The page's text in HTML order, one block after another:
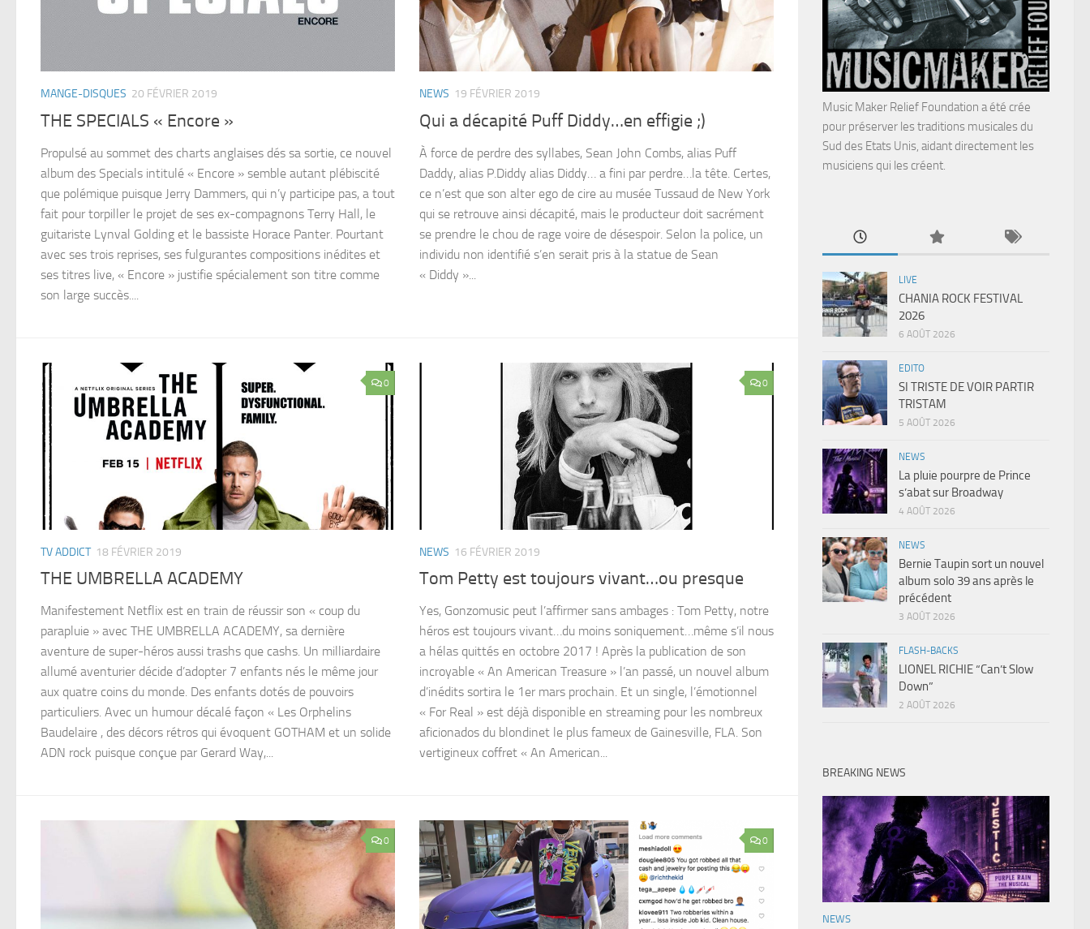
MANGE-DISQUES 20 FÉVRIER 2019
THE SPECIALS « Encore »
Propulsé au sommet des charts anglaises dés sa sortie, ce nouvel
album des Specials intitulé « Encore » semble autant plébiscité
que polémique puisque Jerry Dammers, qui n’y participe pas, a tout
fait pour torpiller le projet de ses ex-compagnons Terry Hall, le
guitariste Lynval Golding et le bassiste Horace Panter. Pourtant
avec ses trois reprises, ses fulgurantes compositions inédites et
ses titres live, « Encore » justifie spécialement son titre comme
son large succès....
NEWS 19 FÉVRIER 2019
Qui a décapité Puff Diddy…en effigie ;)
À force de perdre des syllabes, Sean John Combs, alias Puff
Daddy, alias P.Diddy alias Diddy… a fini par perdre…la tête. Certes,
ce n’est que son alter ego de cire au musée Tussaud de New York
qui se retrouve ainsi décapité, mais le producteur doit sacrément
se prendre le chou de rage voire de désespoir. Selon la police, un
individu non identifié s’en serait pris à la statue de Sean
« Diddy »...
0
TV ADDICT 18 FÉVRIER 2019
THE UMBRELLA ACADEMY
Manifestement Netflix est en train de réussir son « coup du
parapluie » avec THE UMBRELLA ACADEMY, sa dernière
aventure de super-héros aussi trashs que cashs. Un milliardaire
allumé aventurier décide d’adopter 7 enfants nés le même jour
aux quatre coins du monde. Des enfants dotés de pouvoirs
particuliers. Avec un humour décalé façon « Les Orphelins
Baudelaire , des décors rétros qui évoquent GOTHAM et un solide
ADN rock puisque conçue par Gerard Way,...
0
NEWS 16 FÉVRIER 2019
Tom Petty est toujours vivant…ou presque
Yes, Gonzomusic peut l’affirmer sans ambages : Tom Petty, notre
héros est toujours vivant…du moins soniquement…même s’il nous
a hélas quittés en octobre 2017 ! Après la publication de son
incroyable « An American Treasure » l’an passé, un nouvel album
d’inédits sortira le 1er mars prochain. Et un single, l’émotionnel
« For Real » est déjà disponible en streaming pour les nombreux
aficionados du blondinet le plus fameux de Gainesville, FLA. Son
vertigineux coffret « An American...
0 0
Music Maker Relief Foundation a été crée
pour préserver les traditions musicales du
Sud des Etats Unis, aidant directement les
musiciens qui les créent.
LIVE
CHANIA ROCK FESTIVAL
2026
6 AOÛT 2026
EDITO
SI TRISTE DE VOIR PARTIR
TRISTAM
5 AOÛT 2026
NEWS
La pluie pourpre de Prince
s’abat sur Broadway
4 AOÛT 2026
NEWS
Bernie Taupin sort un nouvel
album solo 39 ans après le
précédent
3 AOÛT 2026
FLASH-BACKS
LIONEL RICHIE “Can’t Slow
Down”
2 AOÛT 2026
BREAKING NEWS
NEWS